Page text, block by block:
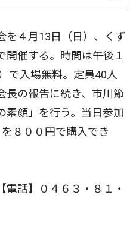
４月13日（日）、くず
開催する。時間は午後１
で入場無料。定員40人
長の報告に続き、市川節
素顔」を行う。当日参加
８００円で購入でき
話】０４６３・８１・